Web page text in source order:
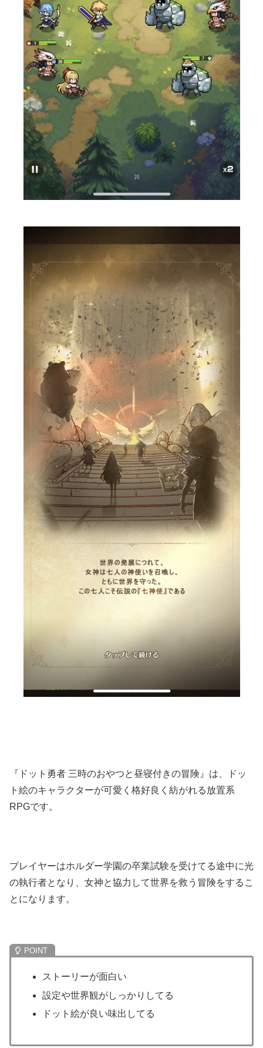
『ドット勇者 三時のおやつと昼寝付きの冒険』は、ドッ
ト絵のキャラクターが可愛く格好良く紡がれる放置系
RPGです。
プレイヤーはホルダー学園の卒業試験を受けてる途中に光
の執行者となり、女神と協力して世界を救う冒険をするこ
とになります。
ストーリーが面白い
設定や世界観がしっかりしてる
ドット絵が良い味出してる